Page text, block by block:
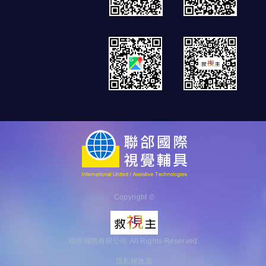
Copyright ©
聯郃國際有限公司 All Rights Reserved.
隱私權政策